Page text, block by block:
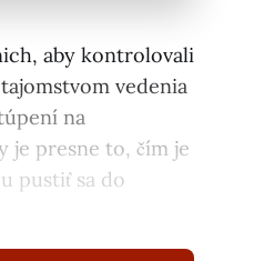
aby kontrolovali
vedenia
na
je presne to, čím je
pustiť sa do